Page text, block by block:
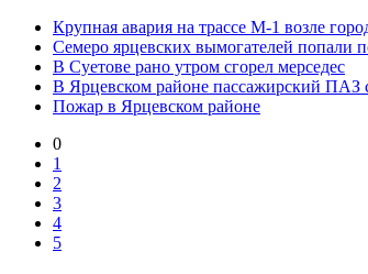
Крупная авария на трассе М-1 возле
Семеро ярцевских вымогателей попали
В Суетове рано утром сгорел мерседес
В Ярцевском районе пассажирский ПАЗ
Пожар в Ярцевском районе
0
1
2
3
4
5